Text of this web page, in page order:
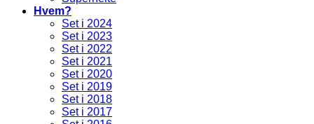
Hvem?
Set i 2024
Set i 2023
Set i 2022
Set i 2021
Set i 2020
Set i 2019
Set i 2018
Set i 2017